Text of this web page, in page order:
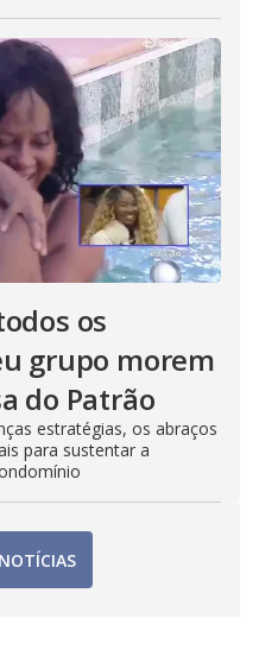
os
grupo morem
do Patrão
estratégias, os abraços
para sustentar a